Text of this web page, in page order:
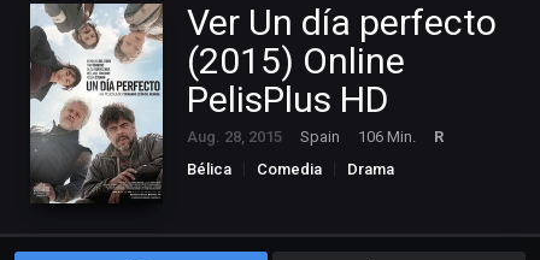
Ver Un día perfecto
(2015) Online
PelisPlus HD
Aug. 28, 2015 Spain 106 Min.
R
Bélica
Comedia Drama